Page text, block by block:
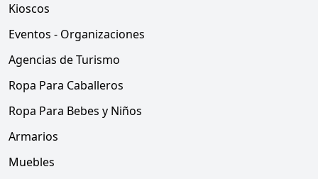
Kioscos
Eventos - Organizaciones
Agencias de Turismo
Ropa Para Caballeros
Ropa Para Bebes y Niños
Armarios
Muebles